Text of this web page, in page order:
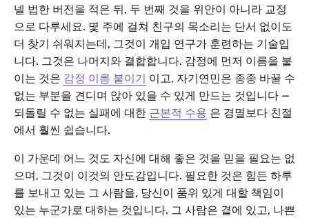
넬 법한 버전을 적은 뒤, 두 번째 것을 위안이 아니라 교정
으로 다루세요. 몇 주에 걸쳐 친구의 목소리는 단서 없이도
더 찾기 쉬워지는데, 그것이 개입 연구가 훈련하는 기술입
니다. 그것은 나머지와 결합합니다. 감정에 먼저 이름을 붙
이는 것은 감정 이름 붙이기
이고, 자기연민은 종종 바꿀 수
없는 부분을 견디며 앉아 있을 수 있게 만드는 것입니다 —
되돌릴 수 없는 실패에 대한 근본적 수용 은 경멸보다 친절
에서 훨씬 쉽습니다.
이 가운데 어느 것도 자신에 대해 좋은 것을 믿을 필요는 없
으며, 그것이 이것의 안도감입니다. 필요한 것은 힘든 하루
를 보내고 있는 그 사람을, 당신이 품위 있게 대할 책임이
있는 누군가로 대하는 것입니다. 그 사람은 곁에 있고, 나쁜